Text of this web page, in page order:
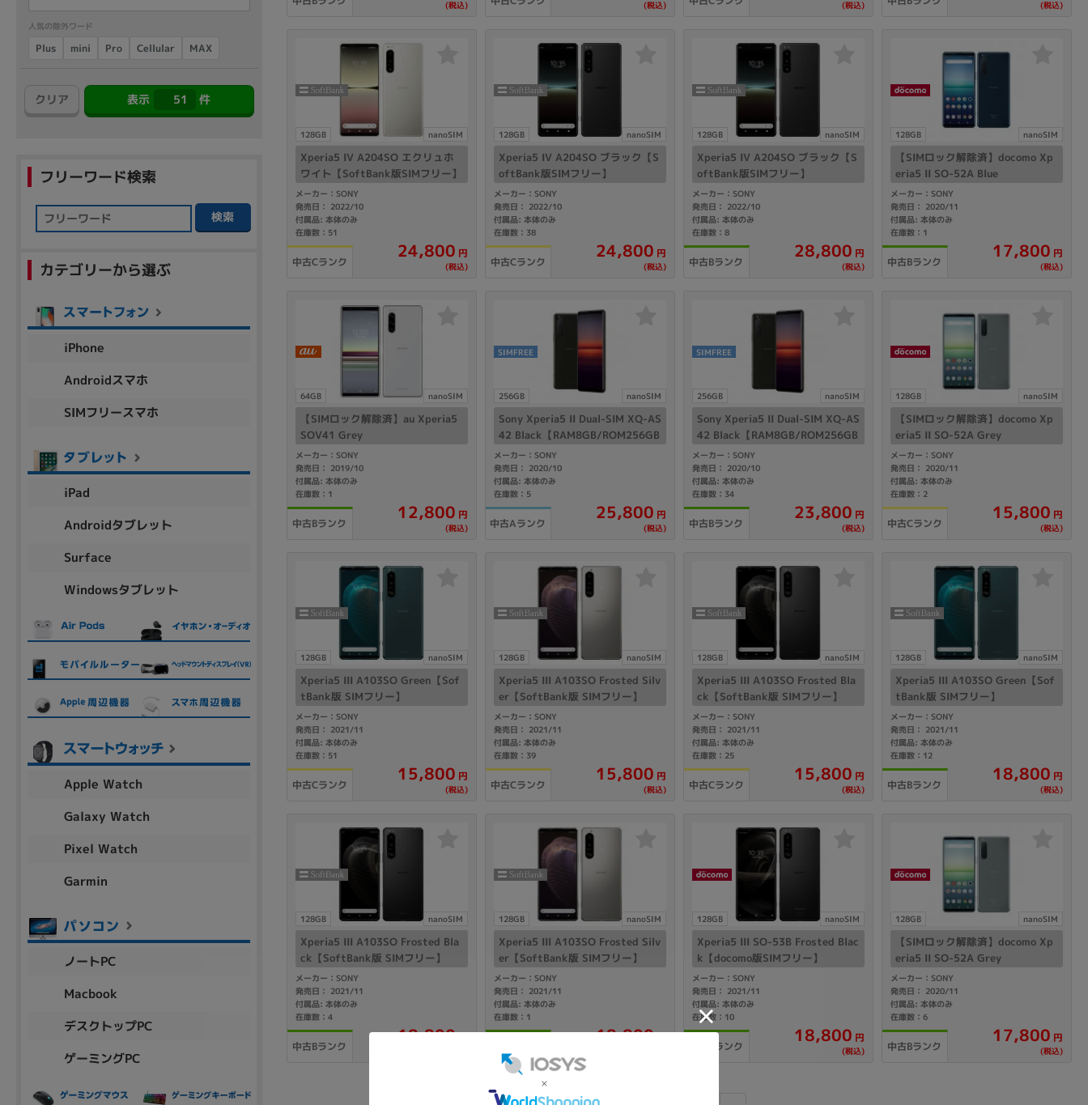
人気の除外ワード
Plus mini Pro Cellular MAX
クリア 表示 51 件
フリーワード検索
検索
カテゴリーから選ぶ
iPhone
Androidスマホ
SIMフリースマホ
iPad
Androidタブレット
Surface
Windowsタブレット
Apple Watch
Galaxy Watch
Pixel Watch
Garmin
ノートPC
Macbook
デスクトップPC
ゲーミングPC
(税込) (税込) (税込) (税込)
128GB nanoSIM
Xperia5 IV A204SO エクリュホ
ワイト【SoftBank版SIMフリー】
メーカー：SONY
発売日： 2022/10
付属品: 本体のみ
在庫数：51
中古Cランク
24,800 円
(税込)
128GB nanoSIM
Xperia5 IV A204SO ブラック【S
oftBank版SIMフリー】
メーカー：SONY
発売日： 2022/10
付属品: 本体のみ
在庫数：38
中古Cランク
24,800 円
(税込)
128GB nanoSIM
Xperia5 IV A204SO ブラック【S
oftBank版SIMフリー】
メーカー：SONY
発売日： 2022/10
付属品: 本体のみ
在庫数：8
中古Bランク
28,800 円
(税込)
128GB nanoSIM
【SIMロック解除済】docomo Xp
eria5 II SO-52A Blue
メーカー：SONY
発売日： 2020/11
付属品: 本体のみ
在庫数：1
中古Bランク
17,800 円
(税込)
64GB nanoSIM
【SIMロック解除済】au Xperia5
SOV41 Grey
メーカー：SONY
発売日： 2019/10
付属品: 本体のみ
在庫数：1
中古Bランク
12,800 円
(税込)
256GB nanoSIM
SIMFREE
Sony Xperia5 II Dual-SIM XQ-AS
42 Black【RAM8GB/ROM256GB
国内版 SIMフリー】
メーカー：SONY
発売日： 2020/10
付属品: 本体のみ
在庫数：5
中古Aランク
25,800 円
(税込)
256GB nanoSIM
SIMFREE
Sony Xperia5 II Dual-SIM XQ-AS
42 Black【RAM8GB/ROM256GB
国内版 SIMフリー】
メーカー：SONY
発売日： 2020/10
付属品: 本体のみ
在庫数：34
中古Bランク
23,800 円
(税込)
128GB nanoSIM
【SIMロック解除済】docomo Xp
eria5 II SO-52A Grey
メーカー：SONY
発売日： 2020/11
付属品: 本体のみ
在庫数：2
中古Cランク
15,800 円
(税込)
128GB nanoSIM
Xperia5 III A103SO Green【Sof
tBank版 SIMフリー】
メーカー：SONY
発売日： 2021/11
付属品: 本体のみ
在庫数：51
中古Cランク
15,800 円
(税込)
128GB nanoSIM
Xperia5 III A103SO Frosted Silv
er【SoftBank版 SIMフリー】
メーカー：SONY
発売日： 2021/11
付属品: 本体のみ
在庫数：39
中古Cランク
15,800 円
(税込)
128GB nanoSIM
Xperia5 III A103SO Frosted Bla
ck【SoftBank版 SIMフリー】
メーカー：SONY
発売日： 2021/11
付属品: 本体のみ
在庫数：25
中古Cランク
15,800 円
(税込)
128GB nanoSIM
Xperia5 III A103SO Green【Sof
tBank版 SIMフリー】
メーカー：SONY
発売日： 2021/11
付属品: 本体のみ
在庫数：12
中古Bランク
18,800 円
(税込)
128GB nanoSIM
Xperia5 III A103SO Frosted Bla
ck【SoftBank版 SIMフリー】
メーカー：SONY
発売日： 2021/11
付属品: 本体のみ
在庫数：4
中古Bランク
18,800
128GB nanoSIM
Xperia5 III A103SO Frosted Silv
er【SoftBank版 SIMフリー】
メーカー：SONY
発売日： 2021/11
付属品: 本体のみ
在庫数：1
18,800
128GB nanoSIM
Xperia5 III SO-53B Frosted Blac
k【docomo版SIMフリー】
メーカー：SONY
発売日： 2021/11
付属品: 本体のみ
在庫数：10
中古Bランク
18,800 円
(税込)
128GB nanoSIM
【SIMロック解除済】docomo Xp
eria5 II SO-52A Grey
メーカー：SONY
発売日： 2020/11
付属品: 本体のみ
在庫数：6
中古Bランク
17,800 円
(税込)
新品/未使用
アウトレット
Core i7
Core i5 その他
Win 11 Win 10 MacOS ChromeOS その他
メモリ
~
モニタサイズ
~
円 ～
各項目のチェックボックスは「or検索」となります。
ただし機能別のみ「and検索」となります。